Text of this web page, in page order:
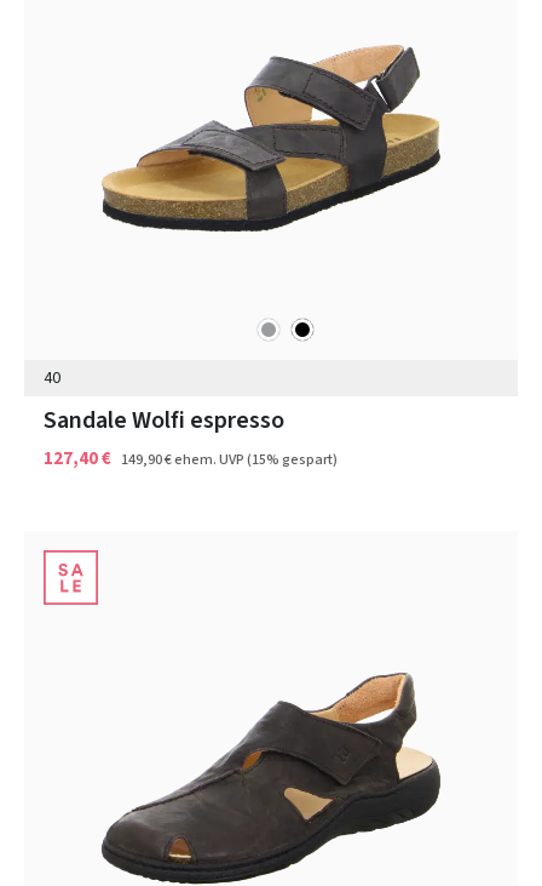
grau schwarz
40
Sandale Wolfi espresso
127,40 € 149,90 €ehem. UVP(15% gespart)